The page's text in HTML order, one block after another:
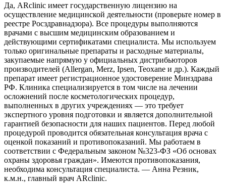
Да, ARclinic имеет государственную лицензию на
осуществление медицинской деятельности (проверьте номер в
реестре Росздравнадзора). Все процедуры выполняются
врачами с высшим медицинским образованием и
действующими сертификатами специалиста. Мы используем
только оригинальные препараты и расходные материалы,
закупаемые напрямую у официальных дистрибьюторов
производителей (Allergan, Merz, Ipsen, Teoxane и др.). Каждый
препарат имеет регистрационное удостоверение Минздрава
РФ. Клиника специализируется в том числе на лечении
осложнений после косметологических процедур,
выполненных в других учреждениях — это требует
экспертного уровня подготовки и является дополнительной
гарантией безопасности для наших пациентов. Перед любой
процедурой проводится обязательная консультация врача с
оценкой показаний и противопоказаний. Мы работаем в
соответствии с Федеральным законом №323-ФЗ «Об основах
охраны здоровья граждан». Имеются противопоказания,
необходима консультация специалиста. — Анна Резник,
к.м.н., главный врач ARclinic.